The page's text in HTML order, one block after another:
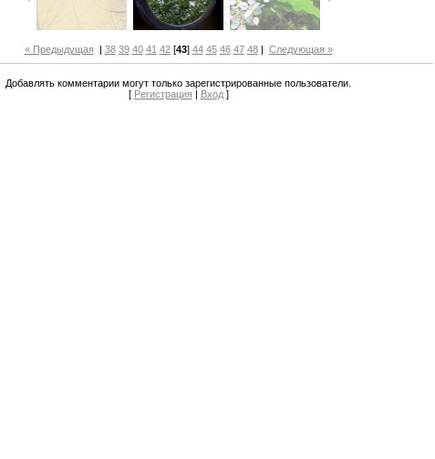
« Предыдущая 38 39 40 41 42[43] 44 45 46 47 48| Следующая »
Добавлять комментарии могут только зарегистрированные пользователи.
[ Регистрация | Вход]